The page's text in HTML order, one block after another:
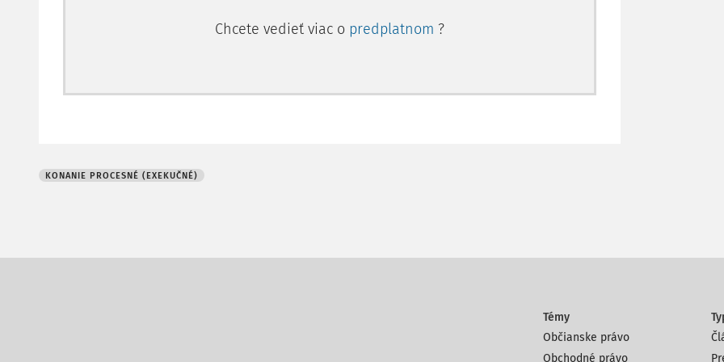
Chcete vedieť viac o predplatnom ?
KONANIE PROCESNÉ (EXEKUČNÉ)
Témy
Občianske právo
Obchodné právo